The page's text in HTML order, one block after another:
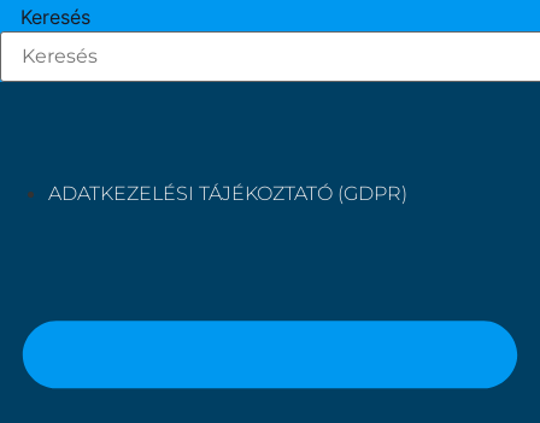
Keresés
ADATKEZELÉSI TÁJÉKOZTATÓ (GDPR)